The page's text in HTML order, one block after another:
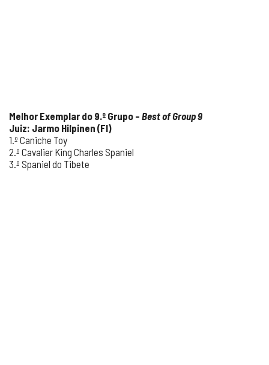
Melhor Exemplar do 9.º Grupo – Best of Group 9
Juiz: Jarmo Hilpinen (FI)
1.º Caniche Toy
2.º Cavalier King Charles Spaniel
3.º Spaniel do Tibete